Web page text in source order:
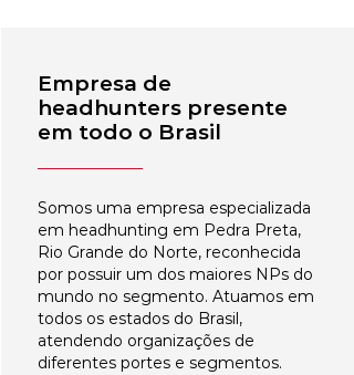
Empresa de
headhunters presente
em todo o Brasil
Somos uma empresa especializada
em headhunting em Pedra Preta,
Rio Grande do Norte, reconhecida
por possuir um dos maiores NPs do
mundo no segmento. Atuamos em
todos os estados do Brasil,
atendendo organizações de
diferentes portes e segmentos.